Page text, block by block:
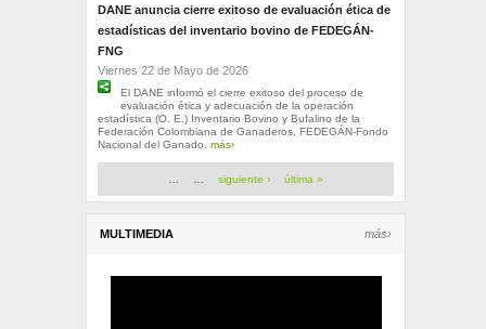
DANE anuncia cierre exitoso de evaluación ética de
estadísticas del inventario bovino de FEDEGÁN-
FNG
Viernes 22 de Mayo de 2026
El DANE informó el cierre exitoso del proceso de
evaluación ética y adecuación de la operación
estadística (O. E.) Inventario Bovino y Bufalino de la
Federación Colombiana de Ganaderos, FEDEGÁN-Fondo
Nacional del Ganado. más›
Páginas… … siguiente › última »
MULTIMEDIA más›